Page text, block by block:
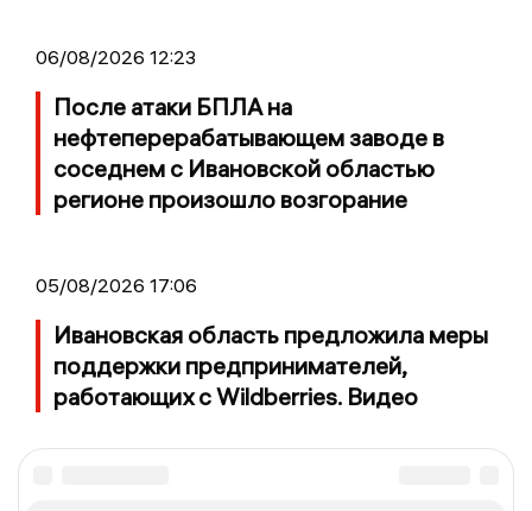
06/08/2026 12:23
После атаки БПЛА на
нефтеперерабатывающем заводе в
соседнем с Ивановской областью
регионе произошло возгорание
05/08/2026 17:06
Ивановская область предложила меры
поддержки предпринимателей,
работающих с Wildberries. Видео